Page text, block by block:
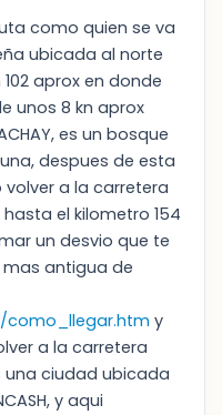
como quien se va
ubicada al norte
aprox en donde
unos 8 kn aprox
es un bosque
despues de esta
a la carretera
el kilometro 154
un desvio que te
mas antigua de
como_llegar.htm y
a la carretera
una ciudad ubicada
y aqui